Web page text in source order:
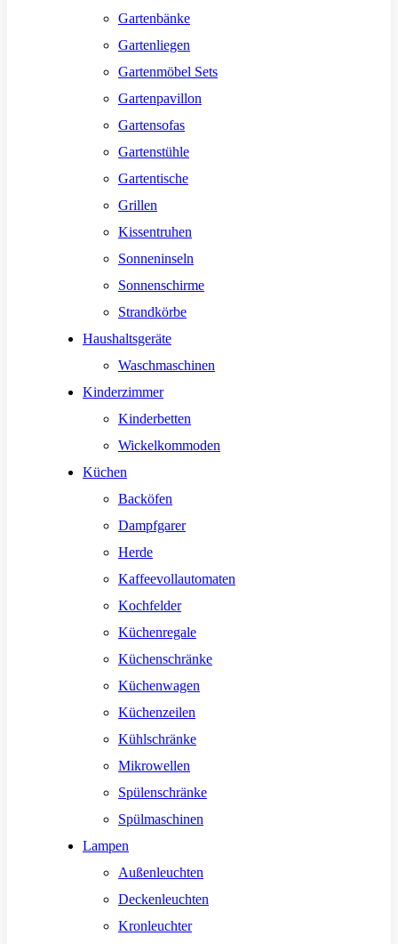
Gartenbänke
Gartenliegen
Gartenmöbel Sets
Gartenpavillon
Gartensofas
Gartenstühle
Gartentische
Grillen
Kissentruhen
Sonneninseln
Sonnenschirme
Strandkörbe
Haushaltsgeräte
Waschmaschinen
Kinderzimmer
Kinderbetten
Wickelkommoden
Küchen
Backöfen
Dampfgarer
Herde
Kaffeevollautomaten
Kochfelder
Küchenregale
Küchenschränke
Küchenwagen
Küchenzeilen
Kühlschränke
Mikrowellen
Spülenschränke
Spülmaschinen
Lampen
Außenleuchten
Deckenleuchten
Kronleuchter